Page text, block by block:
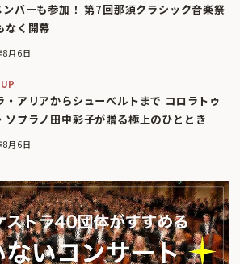
ンバーも参加！ 第7回那須クラシック音楽祭
なく開幕
月6日
・アリアからシューベルトまで コロラトゥ
ソプラノ田中彩子が贈る極上のひととき
月6日